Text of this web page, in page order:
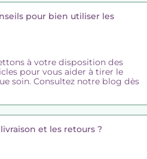
pour bien utiliser les
à votre disposition des
pour vous aider à tirer le
soin. Consultez notre blog dès
et les retours ?